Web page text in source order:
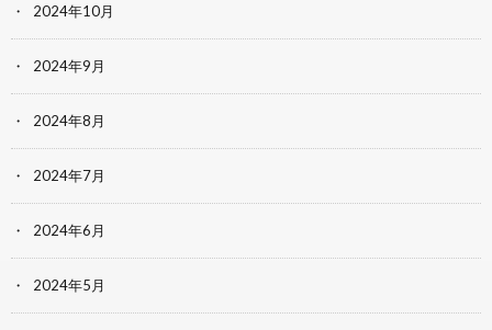
2024年10月
2024年9月
2024年8月
2024年7月
2024年6月
2024年5月